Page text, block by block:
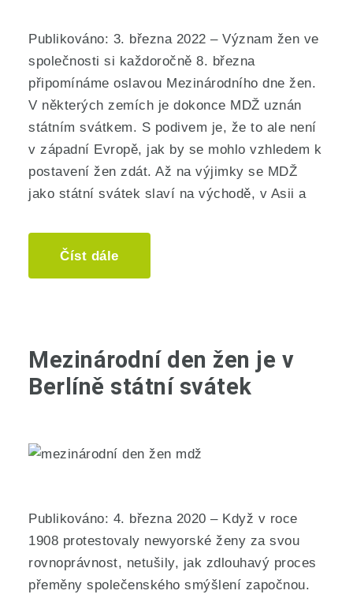
Publikováno: 3. března 2022 – Význam žen ve
společnosti si každoročně 8. března
připomínáme oslavou Mezinárodního dne žen.
V některých zemích je dokonce MDŽ uznán
státním svátkem. S podivem je, že to ale není
v západní Evropě, jak by se mohlo vzhledem k
postavení žen zdát. Až na výjimky se MDŽ
jako státní svátek slaví na východě, v Asii a
Číst dále
Mezinárodní den žen je v
Berlíně státní svátek
Publikováno: 4. března 2020 – Když v roce
1908 protestovaly newyorské ženy za svou
rovnoprávnost, netušily, jak zdlouhavý proces
přeměny společenského smýšlení započnou.